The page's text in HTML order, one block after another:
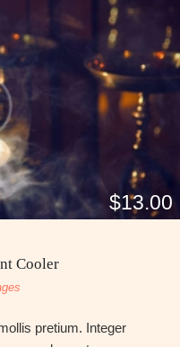
$13.00
Cooler
pretium. Integer